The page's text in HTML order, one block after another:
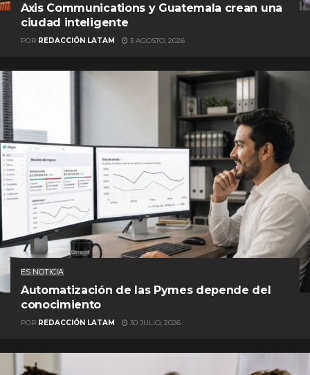
Axis Communications y Guatemala crean una
ciudad inteligente
POR REDACCIÓN LATAM 3 AGOSTO, 2026
ES NOTICIA
Automatización de las Pymes depende del
conocimiento
POR REDACCIÓN LATAM 30 JULIO, 2026